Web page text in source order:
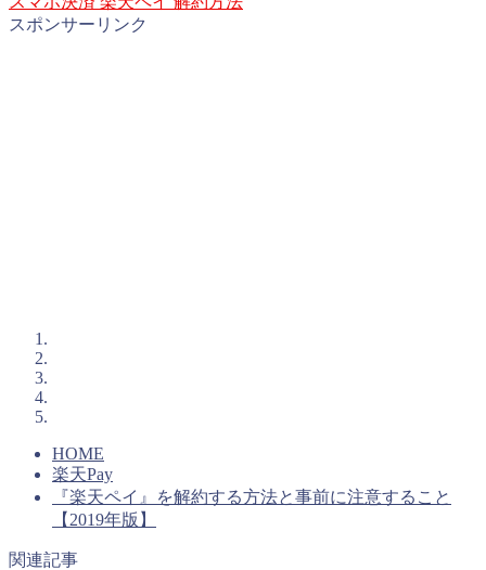
スポンサーリンク
HOME
楽天Pay
『楽天ペイ』を解約する方法と事前に注意すること
【2019年版】
関連記事